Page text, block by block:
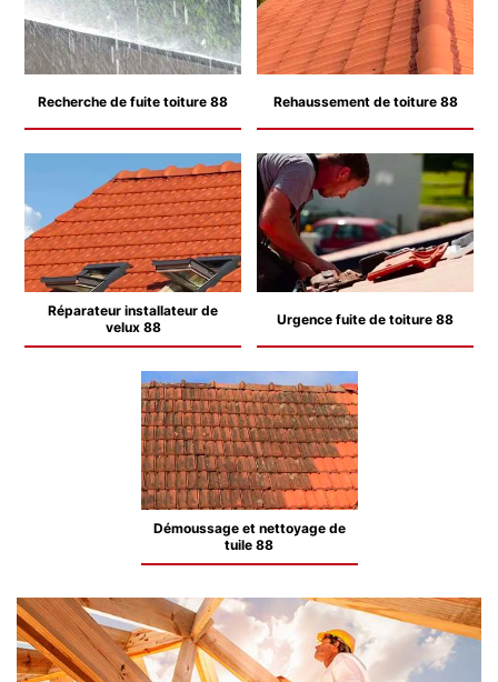
Recherche de fuite toiture 88 Rehaussement de toiture 88
Réparateur installateur de
velux 88
Urgence fuite de toiture 88
Démoussage et nettoyage de
tuile 88